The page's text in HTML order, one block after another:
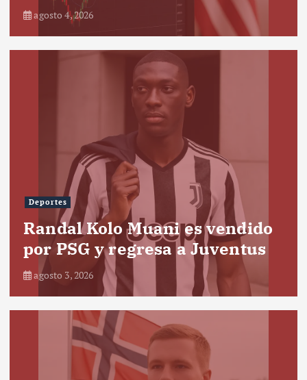
agosto 4, 2026
Deportes
Randal Kolo Muani es vendido
por PSG y regresa a Juventus
agosto 3, 2026